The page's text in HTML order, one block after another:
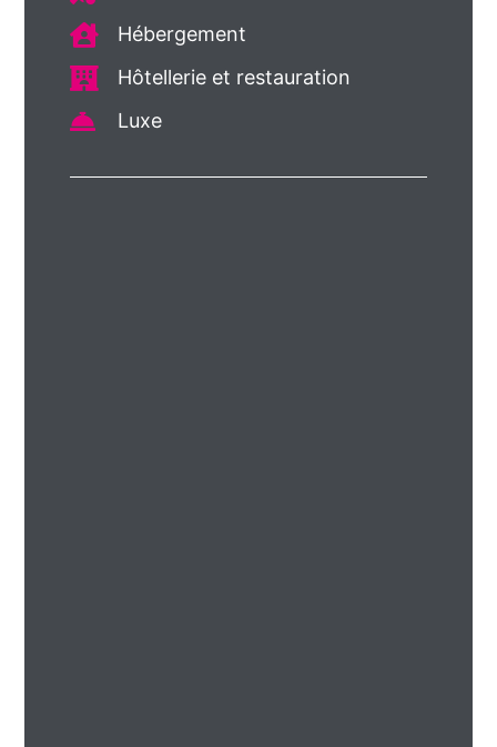
Hébergement
Hôtellerie et restauration
Luxe